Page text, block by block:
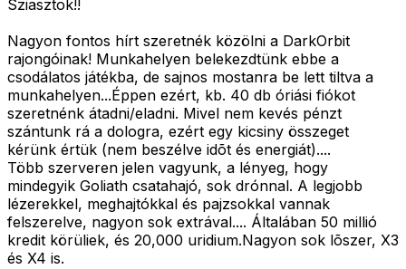
Sziasztok!!
Nagyon fontos hírt szeretnék közölni a DarkOrbit
rajongóinak! Munkahelyen belekezdtünk ebbe a
csodálatos játékba, de sajnos mostanra be lett tiltva a
munkahelyen...Éppen ezért, kb. 40 db óriási fiókot
szeretnénk átadni/eladni. Mivel nem kevés pénzt
szántunk rá a dologra, ezért egy kicsiny összeget
kérünk értük (nem beszélve idõt és energiát)....
Több szerveren jelen vagyunk, a lényeg, hogy
mindegyik Goliath csatahajó, sok drónnal. A legjobb
lézerekkel, meghajtókkal és pajzsokkal vannak
felszerelve, nagyon sok extrával.... Általában 50 millió
kredit körüliek, és 20,000 uridium.Nagyon sok lõszer, X3
és X4 is.